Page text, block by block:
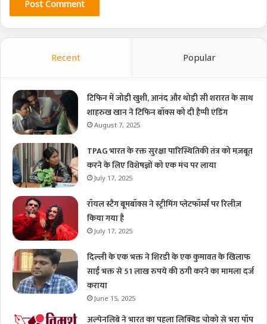
Recent Popular
टिफिन में जोड़ी खुशी, आनंद और थोड़ी सी शरारत के साथ
शाहरुख खान ने टिफिन बॉक्स को दी हैप्पी एंडिंग
August 7, 2025
TPAG भारत के रक्त सुरक्षा पारिस्थितिकी तंत्र को मज़बूत
करने के लिए विशेषज्ञों को एक मंच पर लाया
July 17, 2025
रॉयल स्टैग बूमबॉक्स ने स्ट्रीमिंग प्लेटफॉर्म्स पर रिलीज़
किया गया है
July 17, 2025
दिल्ली के एक भक्त ने शिरडी के एक कुमावत के खिलाफ
साईं भक्त से 51 लाख रुपये की ठगी करने का मामला दर्ज
कराया
June 15, 2025
अल्पेनलिबे ने भारत का पहला लिक्विड चोको से भरा पॉप